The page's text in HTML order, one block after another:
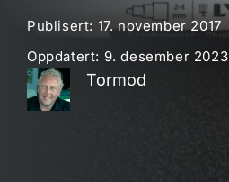
Publisert: 17. november 2017
Oppdatert: 9. desember 2023
Tormod